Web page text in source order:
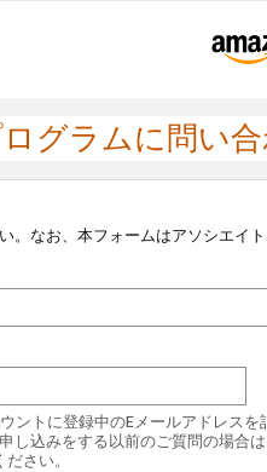
グラムに問い
。なお、本フォームはアソシエイ
ントに登録中のEメールアドレスを
し込みをする以前のご質問の場合
さい。